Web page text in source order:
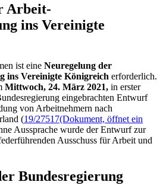
Arbeit­
ins Vereinigte
ist eine Neuregelung der
ins Vereinigte Königreich erforderlich.
Mittwoch, 24. März 2021, in erster
eingebrachten Entwurf
von Arbeitnehmern nach
(19/27517(Dokument, öffnet ein
Aussprache wurde der Entwurf zur
Ausschuss für Arbeit und
Bundesregierung